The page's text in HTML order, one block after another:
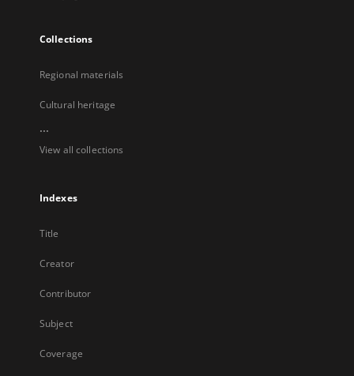
Collections
Regional materials
Cultural heritage
...
View all collections
Indexes
Title
Creator
Contributor
Subject
Coverage